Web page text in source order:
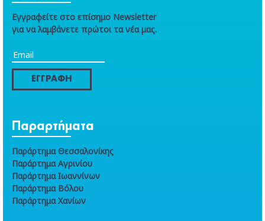
Εγγραφείτε στο επίσημο Newsletter
για να λαμβάνετε πρώτοι τα νέα μας.
ΕΓΓΡΑΦΗ
Παραρτήματα
Παράρτημα Θεσσαλονίκης
Παράρτημα Αγρινίου
Παράρτημα Ιωαννίνων
Παράρτημα Βόλου
Παράρτημα Χανίων